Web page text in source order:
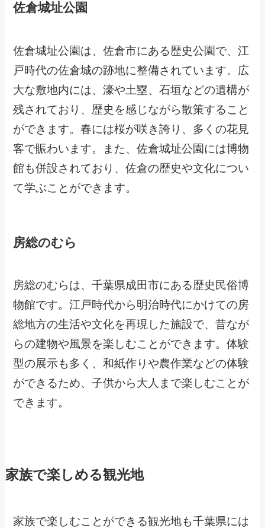
佐倉城址公園
佐倉城址公園は、佐倉市にある歴史公園で、江
戸時代の佐倉城の跡地に整備されています。広
大な敷地内には、濠や土塁、石垣などの遺構が
残されており、歴史を感じながら散策すること
ができます。春には桜が咲き誇り、多くの花見
客で賑わいます。また、佐倉城址公園には博物
館も併設されており、佐倉の歴史や文化につい
て学ぶことができます。
房総のむら
房総のむらは、千葉県成田市にある歴史民俗博
物館です。江戸時代から明治時代にかけての房
総地方の生活や文化を再現した施設で、昔なが
らの建物や風景を楽しむことができます。体験
型の展示も多く、和紙作りや農作業などの体験
ができるため、子供から大人まで楽しむことが
できます。
家族で楽しめる観光地
家族で楽しむことができる観光地も千葉県には